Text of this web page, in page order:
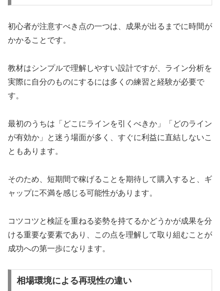
初心者が注意すべき点の一つは、成果が出るまでに時間が
かかることです。
教材はシンプルで理解しやすい設計ですが、ライン分析を
実際に自分のものにするには多くの練習と経験が必要で
す。
最初のうちは「どこにラインを引くべきか」「どのライン
が有効か」と迷う場面が多く、すぐに利益に直結しないこ
ともあります。
そのため、短期間で稼げることを期待して購入すると、ギ
ャップに不満を感じる可能性があります。
コツコツと検証を重ねる姿勢を持てるかどうかが成果を分
ける重要な要素であり、この点を理解して取り組むことが
成功への第一歩になります。
相場環境による再現性の違い